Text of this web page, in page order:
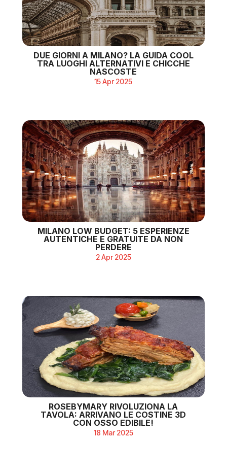
DUE GIORNI A MILANO? LA GUIDA COOL
TRA LUOGHI ALTERNATIVI E CHICCHE
NASCOSTE
15 Apr 2025
MILANO LOW BUDGET: 5 ESPERIENZE
AUTENTICHE E GRATUITE DA NON
PERDERE
2 Apr 2025
ROSEBYMARY RIVOLUZIONA LA
TAVOLA: ARRIVANO LE COSTINE 3D
CON OSSO EDIBILE!
18 Mar 2025